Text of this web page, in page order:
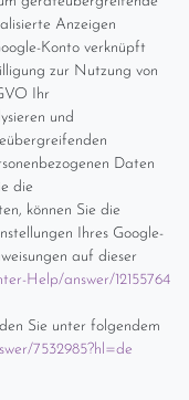
Anzeigen
Konto verknüpft
zur Nutzung von
Ihr
und
Daten
die
können Sie die
Ihres Google-
auf dieser
Help/answer/12155764
Sie unter folgendem
/7532985?hl=de